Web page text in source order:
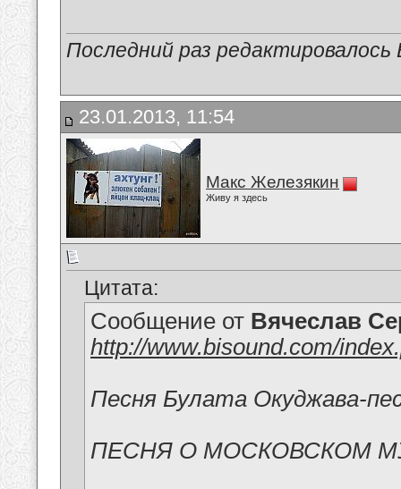
Последний раз
23.01.2013, 11:54
Макс Железякин
Живу я здесь
Цитата:
Сообщение от Вячеслав
http://www.bisound.com/
Песня Булата Окуджава-
ПЕСНЯ О МОСКОВСКОМ